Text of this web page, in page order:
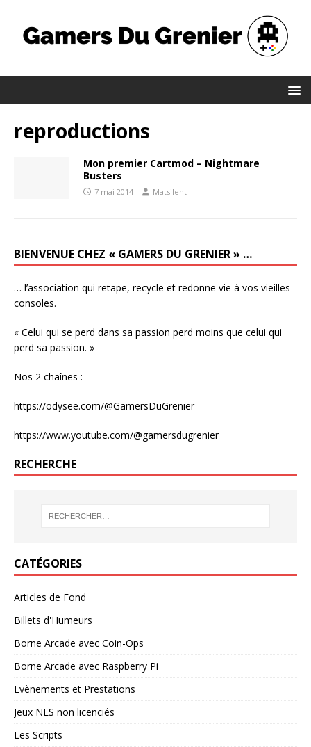
reproductions
Mon premier Cartmod – Nightmare
Busters
7 mai 2014 Matsilent
BIENVENUE CHEZ « GAMERS DU GRENIER » …
… l’association qui retape, recycle et redonne vie à vos vieilles
consoles.
« Celui qui se perd dans sa passion perd moins que celui qui
perd sa passion. »
Nos 2 chaînes :
https://odysee.com/@GamersDuGrenier
https://www.youtube.com/@gamersdugrenier
RECHERCHE
CATÉGORIES
Articles de Fond
Billets d'Humeurs
Borne Arcade avec Coin-Ops
Borne Arcade avec Raspberry Pi
Evènements et Prestations
Jeux NES non licenciés
Les Scripts